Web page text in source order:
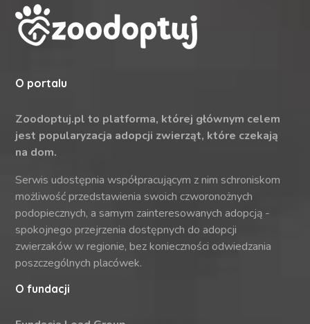
O portalu
Zoodoptuj.pl to platforma, której głównym celem
jest popularyzacja adopcji zwierząt, które czekają
na dom.
Serwis udostępnia współpracującym z nim schroniskom
możliwość przedstawienia swoich czworonożnych
podopiecznych, a samym zainteresowanych adopcją -
spokojnego przejrzenia dostępnych do adopcji
zwierzaków w regionie, bez konieczności odwiedzania
poszczególnych placówek.
O fundacji